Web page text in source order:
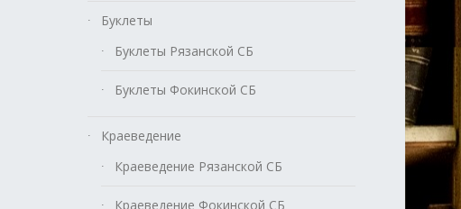
Буклеты
Буклеты Рязанской СБ
Буклеты Фокинской СБ
Краеведение
Краеведение Рязанской СБ
Краеведение Фокинской СБ